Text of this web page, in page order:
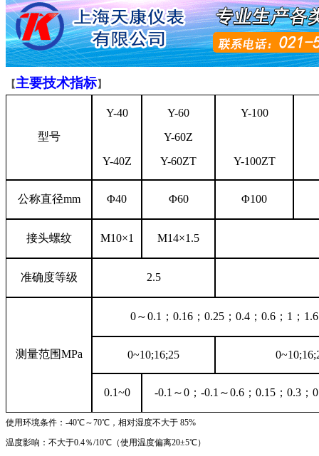
【主要技术指标】
型号
Y-40
Y-40Z
Y-60
Y-60Z
Y-60ZT
Y-100
Y-100ZT
公称直径mm Φ40 Φ60 Φ100
接头螺纹 M10×1 M14×1.5
准确度等级 2.5
测量范围MPa
0～0.1 ； 0.16 ； 0.25 ； 0.4 ； 0.6 ； 1 ； 1.6
0~10;16;25
0.1~0 -0.1 ～0 ； -0.1 ～0.6 ； 0.15 ； 0.3 ；
使用环境条件：-40℃～70℃，相对湿度不大于 85%
温度影响：不大于0.4％/10℃（使用温度偏离20±5℃）